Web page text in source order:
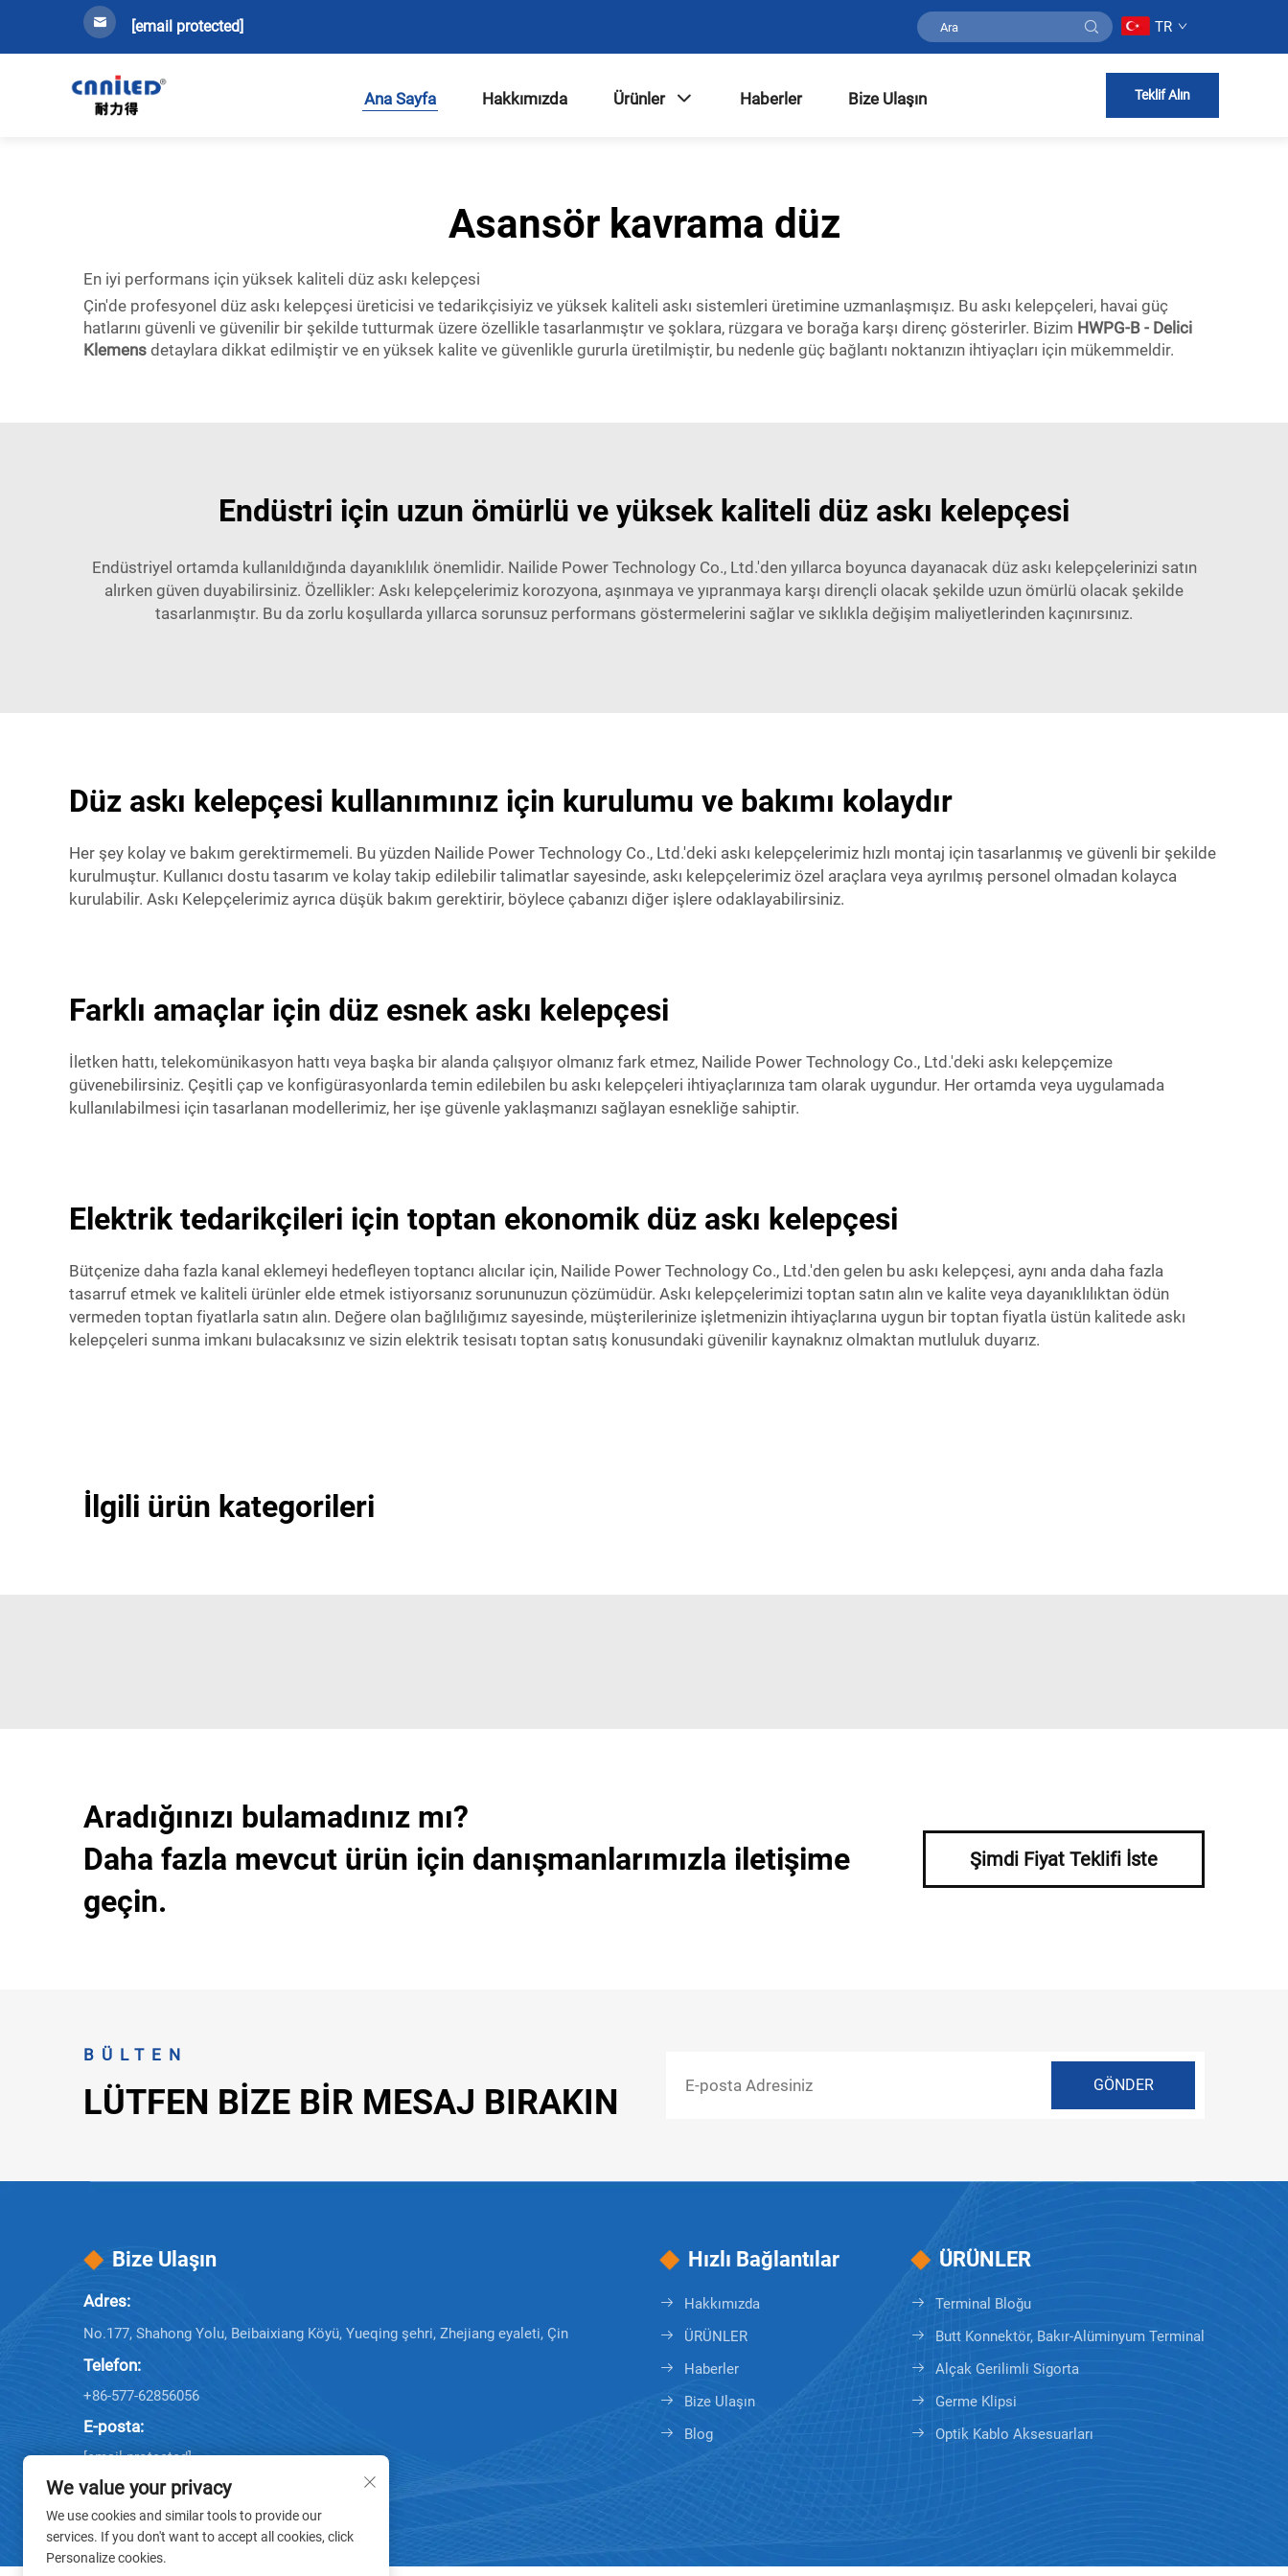
[email protected] TR
Ana Sayfa Hakkımızda Ürünler Haberler Bize Ulaşın Teklif Alın
Asansör kavrama düz
En iyi performans için yüksek kaliteli düz askı kelepçesi
Çin'de profesyonel düz askı kelepçesi üreticisi ve tedarikçisiyiz ve yüksek kaliteli askı sistemleri üretimine uzmanlaşmışız. Bu askı kelepçeleri, havai güç
hatlarını güvenli ve güvenilir bir şekilde tutturmak üzere özellikle tasarlanmıştır ve şoklara, rüzgara ve borağa karşı direnç gösterirler. Bizim HWPG-B - Delici
Klemens detaylara dikkat edilmiştir ve en yüksek kalite ve güvenlikle gururla üretilmiştir, bu nedenle güç bağlantı noktanızın ihtiyaçları için mükemmeldir.
Endüstri için uzun ömürlü ve yüksek kaliteli düz askı kelepçesi
Endüstriyel ortamda kullanıldığında dayanıklılık önemlidir. Nailide Power Technology Co., Ltd.'den yıllarca boyunca dayanacak düz askı kelepçelerinizi satın
alırken güven duyabilirsiniz. Özellikler: Askı kelepçelerimiz korozyona, aşınmaya ve yıpranmaya karşı dirençli olacak şekilde uzun ömürlü olacak şekilde
tasarlanmıştır. Bu da zorlu koşullarda yıllarca sorunsuz performans göstermelerini sağlar ve sıklıkla değişim maliyetlerinden kaçınırsınız.
Düz askı kelepçesi kullanımınız için kurulumu ve bakımı kolaydır
Her şey kolay ve bakım gerektirmemeli. Bu yüzden Nailide Power Technology Co., Ltd.'deki askı kelepçelerimiz hızlı montaj için tasarlanmış ve güvenli bir şekilde
kurulmuştur. Kullanıcı dostu tasarım ve kolay takip edilebilir talimatlar sayesinde, askı kelepçelerimiz özel araçlara veya ayrılmış personel olmadan kolayca
kurulabilir. Askı Kelepçelerimiz ayrıca düşük bakım gerektirir, böylece çabanızı diğer işlere odaklayabilirsiniz.
Farklı amaçlar için düz esnek askı kelepçesi
İletken hattı, telekomünikasyon hattı veya başka bir alanda çalışıyor olmanız fark etmez, Nailide Power Technology Co., Ltd.'deki askı kelepçemize
güvenebilirsiniz. Çeşitli çap ve konfigürasyonlarda temin edilebilen bu askı kelepçeleri ihtiyaçlarınıza tam olarak uygundur. Her ortamda veya uygulamada
kullanılabilmesi için tasarlanan modellerimiz, her işe güvenle yaklaşmanızı sağlayan esnekliğe sahiptir.
Elektrik tedarikçileri için toptan ekonomik düz askı kelepçesi
Bütçenize daha fazla kanal eklemeyi hedefleyen toptancı alıcılar için, Nailide Power Technology Co., Ltd.'den gelen bu askı kelepçesi, aynı anda daha fazla
tasarruf etmek ve kaliteli ürünler elde etmek istiyorsanız sorununuzun çözümüdür. Askı kelepçelerimizi toptan satın alın ve kalite veya dayanıklılıktan ödün
vermeden toptan fiyatlarla satın alın. Değere olan bağlılığımız sayesinde, müşterilerinize işletmenizin ihtiyaçlarına uygun bir toptan fiyatla üstün kalitede askı
kelepçeleri sunma imkanı bulacaksınız ve sizin elektrik tesisatı toptan satış konusundaki güvenilir kaynaknız olmaktan mutluluk duyarız.
İlgili ürün kategorileri
Aradığınızı bulamadınız mı?
Daha fazla mevcut ürün için danışmanlarımızla iletişime
geçin.
Şimdi Fiyat Teklifi İste
BÜLTEN
LÜTFEN BIZE BIR MESAJ BIRAKIN
Bize Ulaşın
Adres:
No.177, Shahong Yolu, Beibaixiang Köyü, Yueqing şehri, Zhejiang eyaleti, Çin
Telefon:
+86-577-62856056
E-posta:
[email protected]
[email protected]
Hızlı Bağlantılar
Hakkımızda
ÜRÜNLER
Haberler
Bize Ulaşın
Blog
ÜRÜNLER
Terminal Bloğu
Butt Konnektör, Bakır-Alüminyum Terminal
Alçak Gerilimli Sigorta
Germe Klipsi
Optik Kablo Aksesuarları
We value your privacy
We use cookies and similar tools to provide our
services. If you don't want to accept all cookies, click
Personalize cookies.